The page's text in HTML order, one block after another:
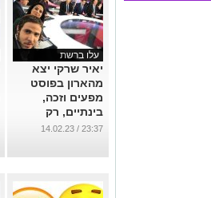
עלו ברשת
יאיר שרקי יצא
מהארון בפוסט
מפעים וזכה,
בינתיים, רק
לחיבוקים מכל
...
23:37 / 14.02.23